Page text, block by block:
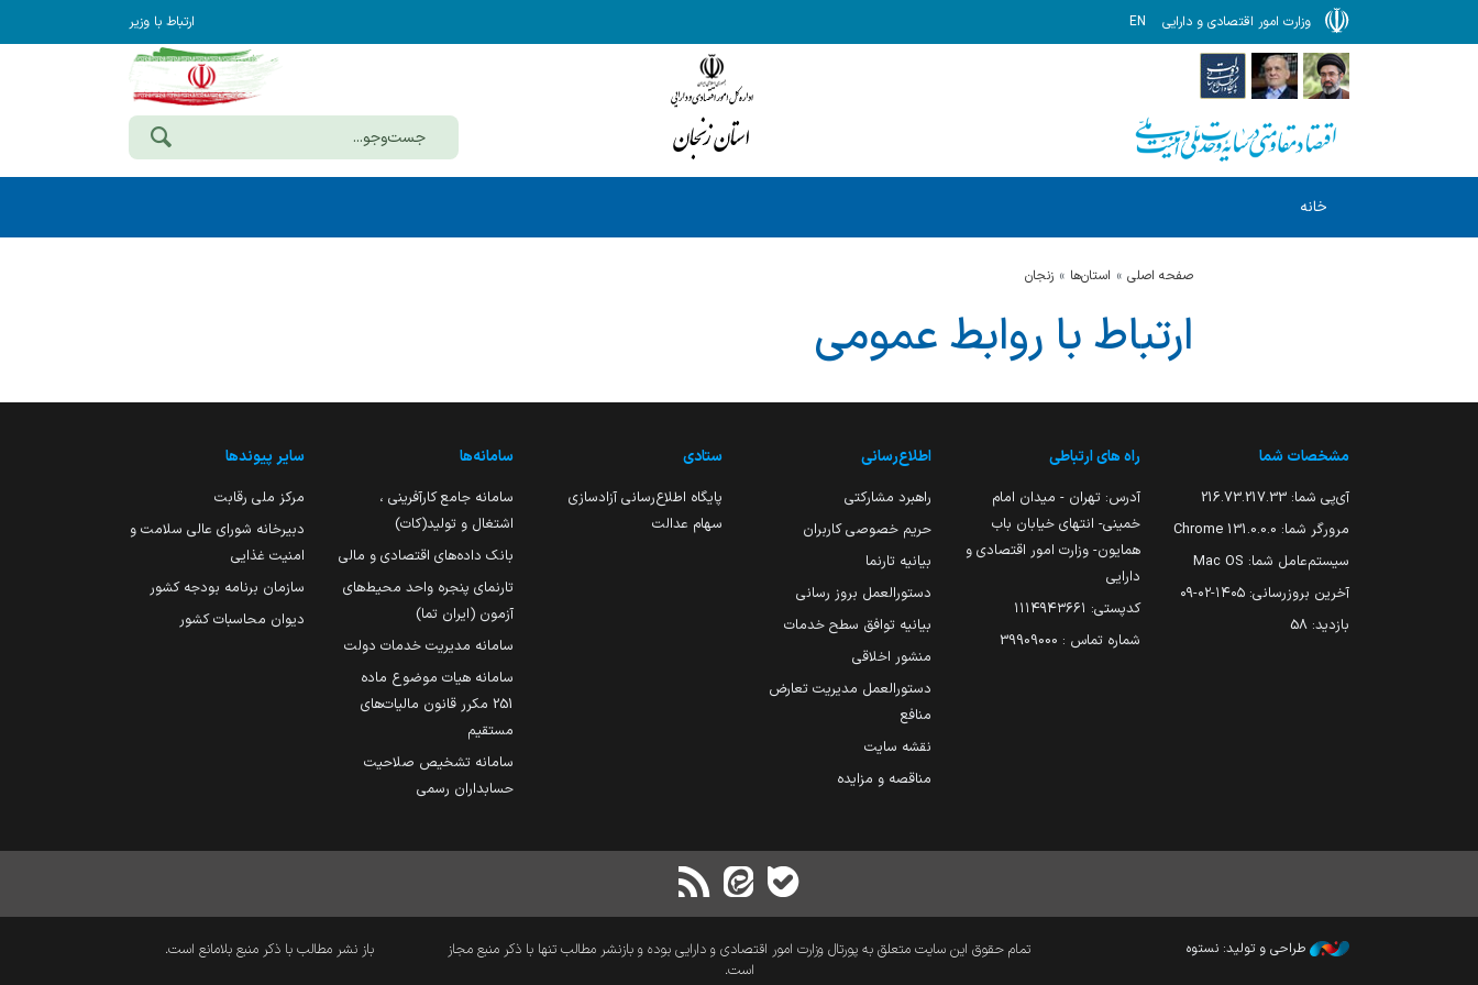
وزارت امور اقتصادی و دارایی EN ارتباط با وزیر
خانه
صفحه اصلی استان‌ها زنجان
ارتباط با روابط عمومی
مشخصات شما
آی‌پی شما: 216.73.217.33
مرورگر شما: 131.0.0.0 Chrome
سیستم‌عامل شما: Mac OS
آخرین بروزرسانی: ۱۴۰۵-۰۲-۰۹
بازدید: 58
راه های ارتباطی
آدرس: تهران - میدان امام
خمینی- انتهای خیابان باب
همایون- وزارت امور اقتصادی و
دارایی
کدپستی: ۱۱۱۴۹۴۳۶۶۱
شماره تماس : 39909000
اطلاع‌رسانی
راهبرد مشارکتی
حریم خصوصی کاربران
بیانیه تارنما
دستورالعمل بروز رسانی
بیانیه توافق سطح خدمات
منشور اخلاقی
دستورالعمل مدیریت تعارض
منافع
نقشه سایت
مناقصه و مزایده
ستادی
پایگاه اطلاع‌رسانی آزادسازی
سهام عدالت
سامانه‌ها
سامانه جامع کارآفرینی ،
اشتغال و تولید(کات)
بانک داده‌های اقتصادی و مالی
تارنمای پنجره واحد محیط‌های
آزمون (ایران تما)
سامانه مدیریت خدمات دولت
سامانه هیات موضوع ماده
251 مکرر قانون مالیات‌های
مستقیم
سامانه تشخیص صلاحیت
حسابداران رسمی
سایر پیوندها
مرکز ملی رقابت
دبیرخانه شورای عالی سلامت و
امنیت غذایی
سازمان برنامه بودجه کشور
دیوان محاسبات کشور
طراحی و تولید: نستوه
تمام حقوق این سایت متعلق به پورتال وزارت امور اقتصادی و دارایی بوده و بازنشر مطالب تنها با ذکر منبع مجاز
است.
باز نشر مطالب با ذکر منبع بلامانع است.